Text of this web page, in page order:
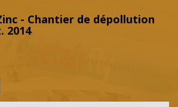
- Chantier de dépollution
2014